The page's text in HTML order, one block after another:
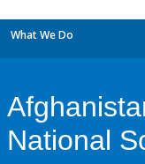
What We Do
National